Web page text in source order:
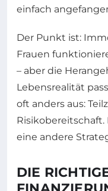
einfach
Der Punkt ist:
Frauen
– aber die
Lebensrealität
oft anders aus:
Risikobereitschaft.
eine andere
DIE